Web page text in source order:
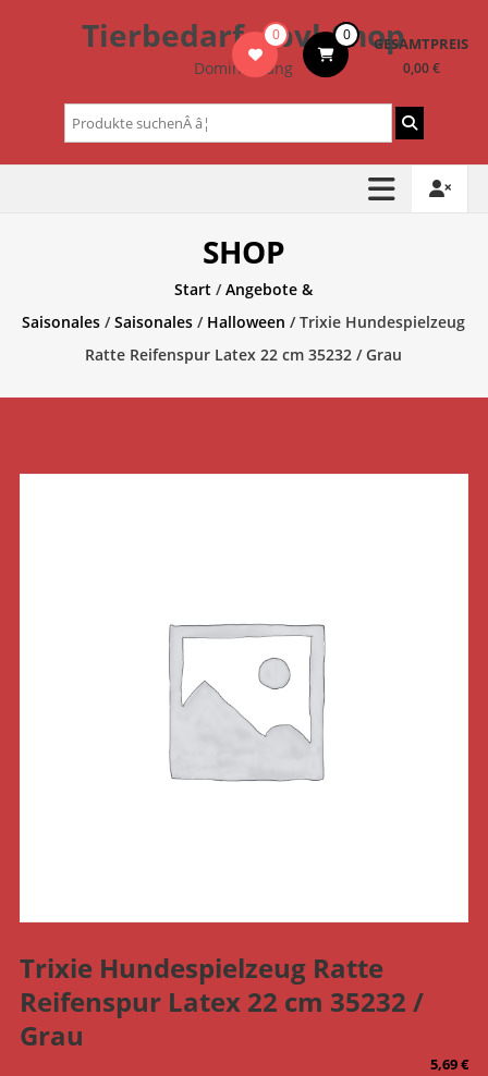
Tierbedarf – bvl-Shop
Dominik Lang
0 0 GESAMTPREIS
0,00 €
Suchen
nach:
SHOP
Start /Angebote &
Saisonales /Saisonales / Halloween / Trixie Hundespielzeug
Ratte Reifenspur Latex 22 cm 35232 / Grau
Trixie Hundespielzeug Ratte
Reifenspur Latex 22 cm 35232 /
Grau
5,69€